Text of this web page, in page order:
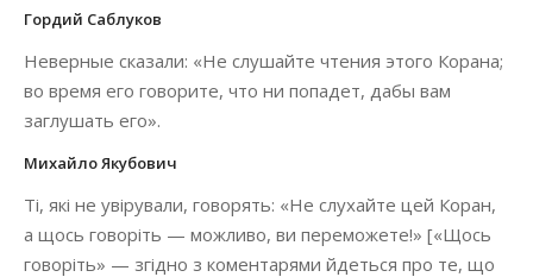
Гордий Саблуков
Неверные сказали: «Не слушайте чтения этого Корана;
во время его говорите, что ни попадет, дабы вам
заглушать его».
Михайло Якубович
Ті, які не увірували, говорять: «Не слухайте цей Коран,
а щось говоріть — можливо, ви переможете!» [«Щось
говоріть» — згідно з коментарями йдеться про те, що